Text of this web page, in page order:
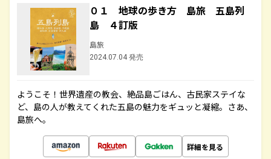
０１ 地球の歩き方 島旅 五島列
島 ４訂版
島旅
2024.07.04 発売
ようこそ！世界遺産の教会、絶品島ごはん、古民家ステイな
ど、島の人が教えてくれた五島の魅力をギュッと凝縮。さあ、
島旅へ。
詳細を見る